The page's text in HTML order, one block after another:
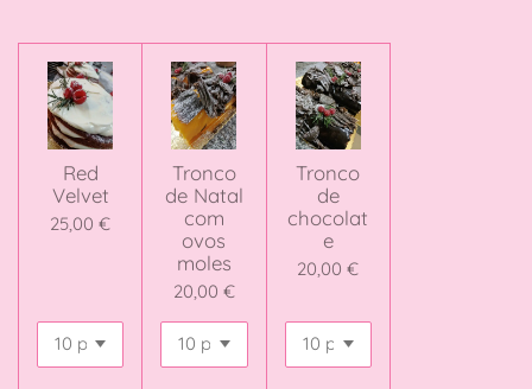
Red
Velvet
25,00 €
Tronco
de Natal
com
ovos
moles
20,00 €
Tronco
de
chocolat
e
20,00 €